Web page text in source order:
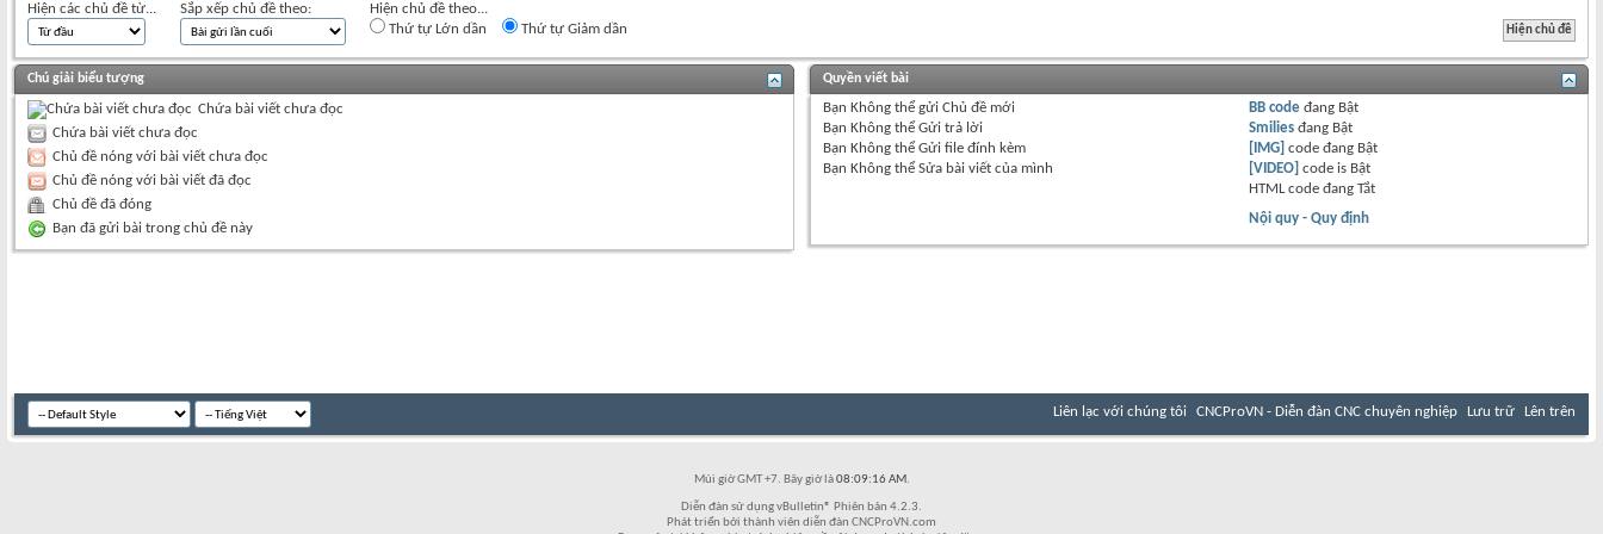
Hiện các chủ đề từ... Sắp xếp chủ đề theo:
Hiện chủ đề theo...
Thứ tự Lớn dần
Thứ tự Giảm dần
Chú giải biểu tượng
Chứa bài viết chưa đọc
Chứa bài viết chưa đọc
Chủ đề nóng với bài viết chưa đọc
Chủ đề nóng với bài viết đã đọc
Chủ đề đã đóng
Bạn đã gửi bài trong chủ đề này
Quyền viết bài
Bạn Không thểgửi Chủ đề mới
Bạn Không thểGửi trả lời
Bạn Không thểGửi file đính kèm
Bạn Không thểSửa bài viết của mình
BB code đang Bật
Smilies đang Bật
[IMG] code đang Bật
[VIDEO] code is Bật
HTML code đangTắt
Nội quy - Quy định
Liên lạc với chúng tôi CNCProVN - Diễn đàn CNC chuyên nghiệp Lưu trữ Lên trên
Múi giờ GMT +7. Bây giờ là08:09:16 AM.
Diễn đàn sử dụng vBulletin® Phiên bản 4.2.3.
Phát triển bởi thành viên diễn đàn CNCProVN.com